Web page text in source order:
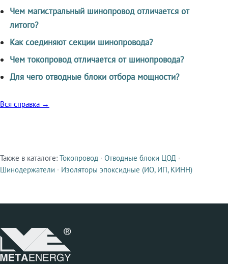
Чем магистральный шинопровод отличается от
литого?
Как соединяют секции шинопровода?
Чем токопровод отличается от шинопровода?
Для чего отводные блоки отбора мощности?
Вся справка →
Смежные продукты
Также в каталоге: Токопровод · Отводные блоки ЦОД ·
Шинодержатели · Изоляторы эпоксидные (ИО, ИП, КИНН)